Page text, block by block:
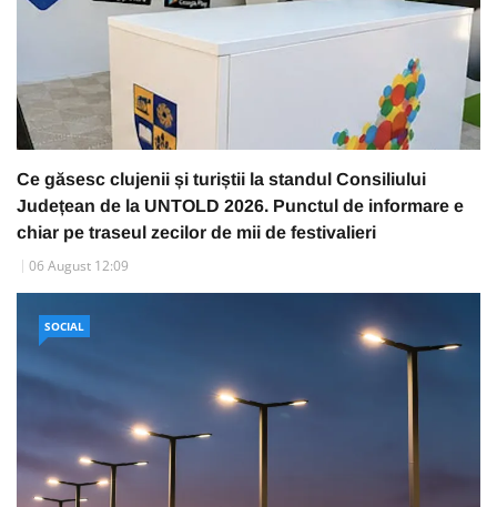
Ce găsesc clujenii și turiștii la standul Consiliului
Județean de la UNTOLD 2026. Punctul de informare e
chiar pe traseul zecilor de mii de festivalieri
06 August 12:09
SOCIAL